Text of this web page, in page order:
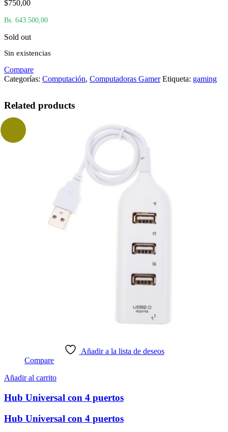
$750,00
Bs. 643.500,00
Sold out
Sin existencias
Compare
Categorías: Computación, Computadoras Gamer Etiqueta: gaming
Related products
Añadir a la lista de deseos
Compare
Añadir al carrito
Hub Universal con 4 puertos
Hub Universal con 4 puertos